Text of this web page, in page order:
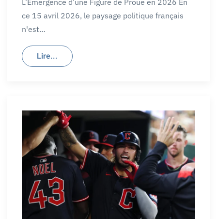
ce 15 avril 2026, le paysage politique français
n'est…
Lire...